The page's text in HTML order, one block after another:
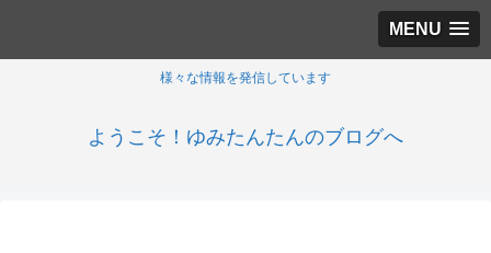
MENU
様々な情報を発信しています
ようこそ！ゆみたんたんのブログへ